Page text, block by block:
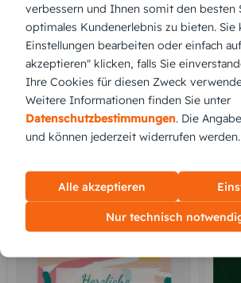
Versand vsl.Dienstag,
jetzt gestalten
verbessern und Ihnen somit den besten
optimales Kundenerlebnis zu bieten. Sie
Einstellungen bearbeiten oder einfach
akzeptieren" klicken, falls Sie
Ihre Cookies für diesen Zweck
Weitere Informationen finden Sie unter
Datenschutzbestimmungen. Die
und können jederzeit widerrufen werden.
Alle akzeptieren
Nur technisch